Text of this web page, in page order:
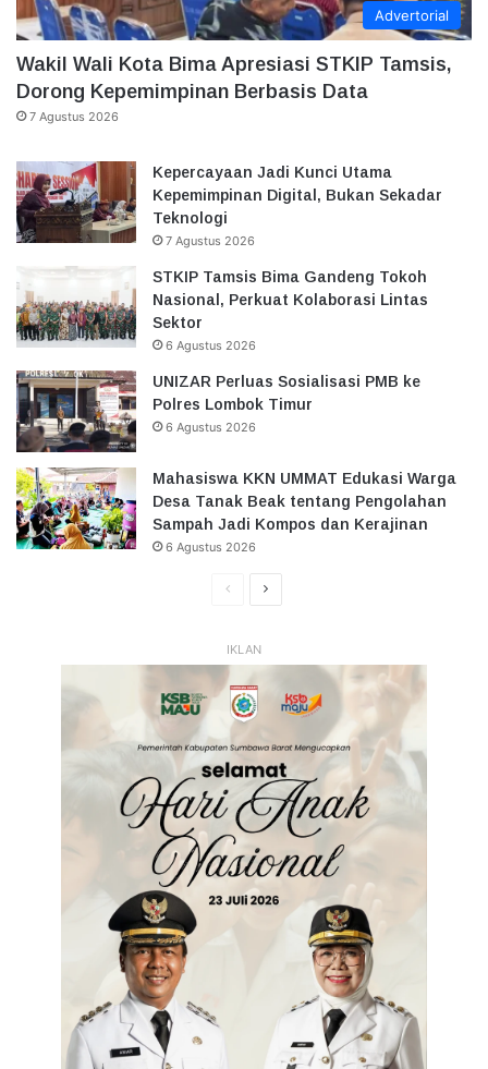
Advertorial
Wakil Wali Kota Bima Apresiasi STKIP Tamsis,
Dorong Kepemimpinan Berbasis Data
7 Agustus 2026
Kepercayaan Jadi Kunci Utama
Kepemimpinan Digital, Bukan Sekadar
Teknologi
7 Agustus 2026
STKIP Tamsis Bima Gandeng Tokoh
Nasional, Perkuat Kolaborasi Lintas
Sektor
6 Agustus 2026
UNIZAR Perluas Sosialisasi PMB ke
Polres Lombok Timur
6 Agustus 2026
Mahasiswa KKN UMMAT Edukasi Warga
Desa Tanak Beak tentang Pengolahan
Sampah Jadi Kompos dan Kerajinan
6 Agustus 2026
HalamanHalaman
IKLAN